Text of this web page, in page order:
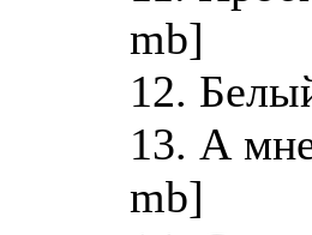
mb]
12.
13. А
mb]